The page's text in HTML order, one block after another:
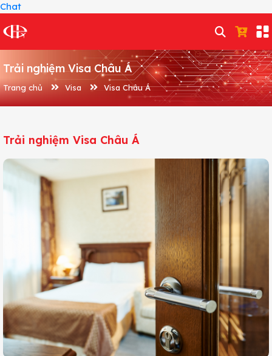
Chat
Trải nghiệm Visa Châu Á
Trang chủ Visa Visa Châu Á
Trải nghiệm Visa Châu Á